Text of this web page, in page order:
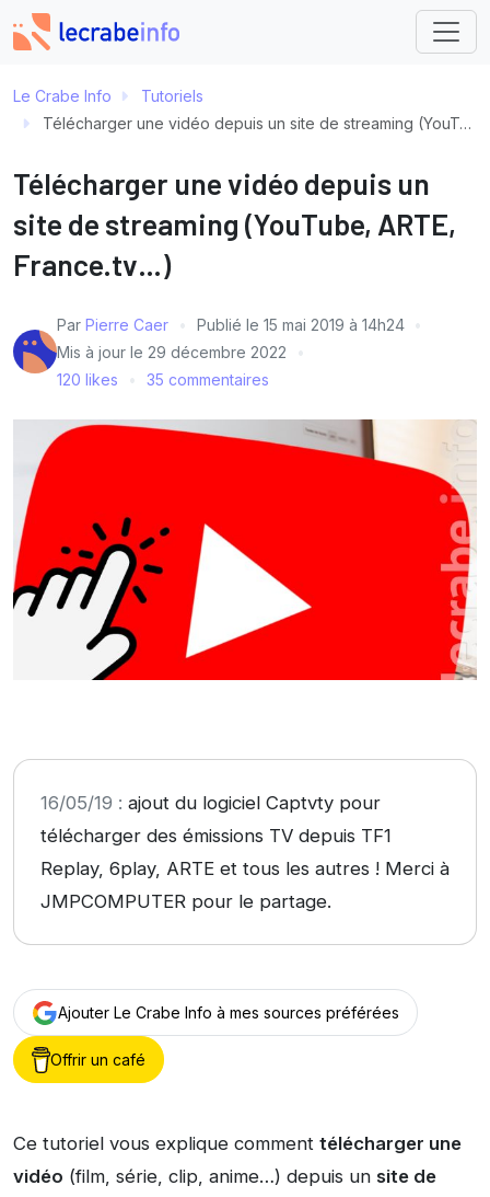
Le Crabe Info
Tutoriels
Télécharger une vidéo depuis un site de streaming (YouTube, ARTE, France.tv…)
Télécharger une vidéo depuis un
site de streaming (YouTube, ARTE,
France.tv…)
Par Pierre Caer Publié le 15 mai 2019 à 14h24
Mis à jour le 29 décembre 2022
120 likes
35 commentaires
16/05/19 : ajout du logiciel Captvty pour
télécharger des émissions TV depuis TF1
Replay, 6play, ARTE et tous les autres ! Merci à
JMPCOMPUTER pour le partage.
Ajouter Le Crabe Info à mes sources préférées
Offrir un café
Ce tutoriel vous explique comment télécharger une
vidéo (film, série, clip, anime…) depuis un site de